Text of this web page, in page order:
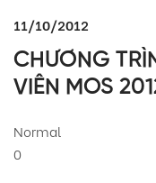
11/10/2012
CHƯƠNG
VIÊN MOS
Normal
0